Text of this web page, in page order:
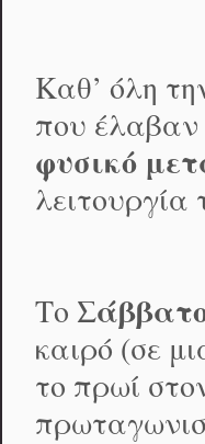
Καθ’ όλη
που έλαβαν
φυσικό
λειτουργία
Το
καιρό (σε
το πρωί